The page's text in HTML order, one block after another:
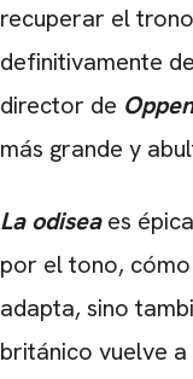
recuperar el
definitivamente
director de
más grande y
La odiseaes
por el tono,
adapta, sino
británico vuelve